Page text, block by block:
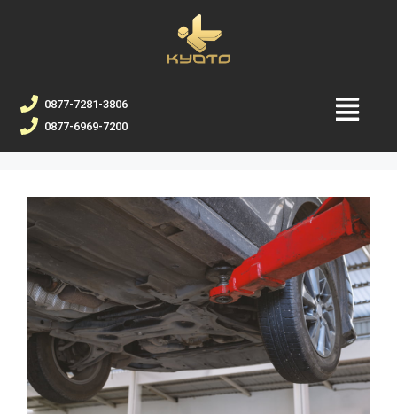
0877-7281-3806
0877-6969-7200